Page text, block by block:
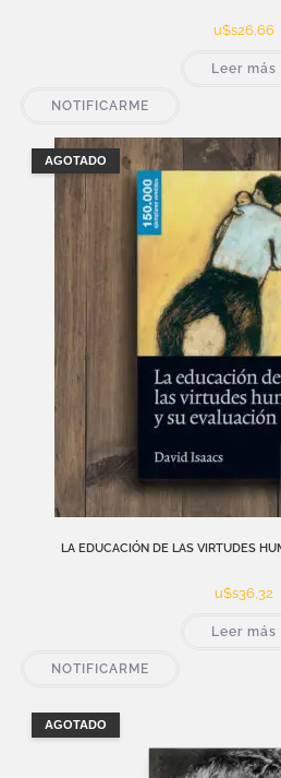
u$s26,66
Leer más
NOTIFICARME
AGOTADO
LA EDUCACIÓN DE LAS VIRTUDES
u$s36,32
Leer más
NOTIFICARME
AGOTADO